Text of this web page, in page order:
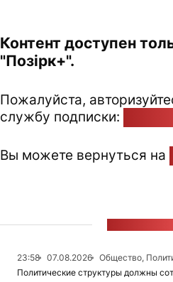
Контент доступен
"Позірк+".
Пожалуйста,
службу подписки:
Вы можете вернуться на
23:58 07.08.2026
Общество,
Политические структуры должны